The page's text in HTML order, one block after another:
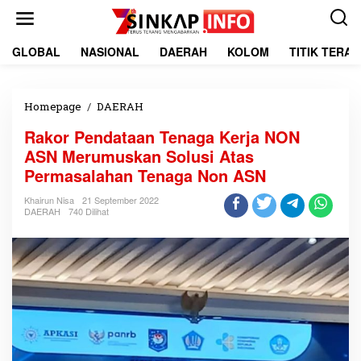
GLOBAL NASIONAL DAERAH KOLOM TITIK
Homepage / DAERAH
k
o
r
P
e
n
a
t
a
a
n
T
e
n
a
Rakor Pendataan Tenaga Kerja NON
ASN Merumuskan Solusi Atas
Permasalahan Tenaga Non ASN
Khairun Nisa
21 September 2022
DAERAH
740 Dilihat